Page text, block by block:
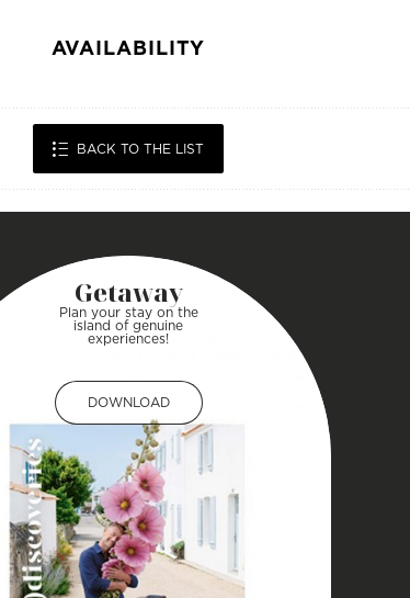
AVAILABILITY
BACK TO THE LIST
Getaway
Plan your stay on the
island of genuine
experiences!
DOWNLOAD
DOWNLOAD